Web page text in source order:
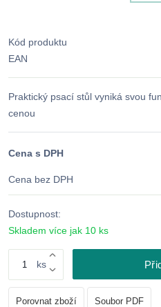
Kód produktu
EAN
Praktický psací stůl vyniká svou
cenou
Cena s DPH
Cena bez DPH
Dostupnost:
Skladem více jak 10 ks
ks
Porovnat zboží Soubor PDF